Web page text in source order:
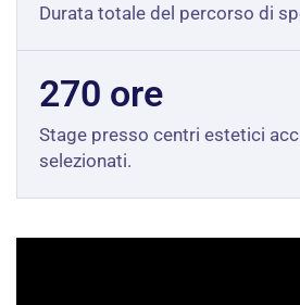
Durata totale del percorso di
270 ore
Stage presso centri estetici
selezionati.